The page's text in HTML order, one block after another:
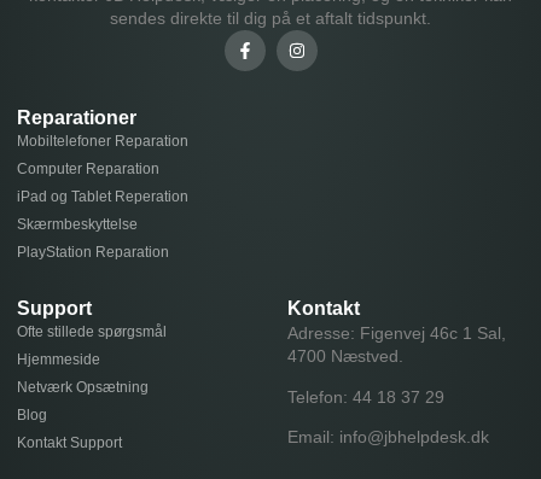
sendes direkte til dig på et aftalt tidspunkt.
Reparationer
Mobiltelefoner Reparation
Computer Reparation
iPad og Tablet Reperation
Skærmbeskyttelse
PlayStation Reparation
Support
Ofte stillede spørgsmål
Hjemmeside
Netværk Opsætning
Blog
Kontakt Support
Kontakt
Adresse: Figenvej 46c 1 Sal,
4700 Næstved.
Telefon: 44 18 37 29
Email: info@jbhelpdesk.dk